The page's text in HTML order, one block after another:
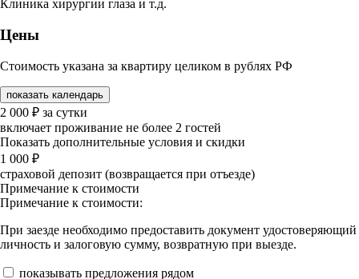
Клиника хирургии глаза и т.д.
Цены
Стоимость указана за квартиру целиком в рублях РФ
показать календарь
2 000 ₽ за сутки
включает проживание не более 2 гостей
Показать дополнительные условия и скидки
1 000 ₽
страховой депозит (возвращается при отъезде)
Примечание к стоимости
Примечание к стоимости:
При заезде необходимо предоставить документ удостоверяющий
личность и залоговую сумму, возвратную при выезде.
показывать предложения рядом